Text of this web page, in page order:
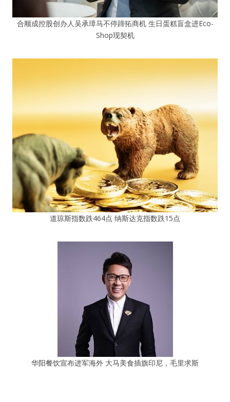
合顺成控股创办人吴承璋马不停蹄拓商机 生日蛋糕盲盒进Eco-
Shop现契机
道琼斯指数跌464点 纳斯达克指数跌15点
华阳餐饮宣布进军海外 大马美食插旗印尼，毛里求斯